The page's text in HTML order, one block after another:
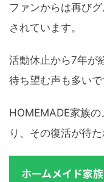
ファンからは再び
されています。
活動休止から7年が
待ち望む声も多いで
HOMEMADE家族
り、その復活が待た
ホームメイド家